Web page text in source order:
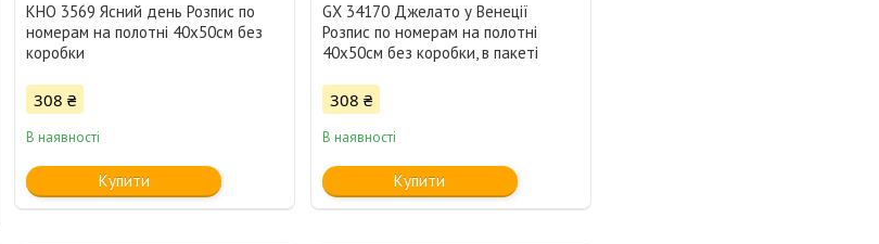
KHO 3569 Ясний день Розпис по
номерам на полотні 40х50см без
коробки
308 ₴
В наявності
Купити
GX 34170 Джелато у Венеції
Розпис по номерам на полотні
40х50см без коробки, в пакеті
308 ₴
В наявності
Купити